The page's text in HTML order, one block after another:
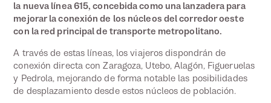
la nueva línea 615, concebida como una lanzadera para
mejorar la conexión de los núcleos del corredor oeste
con la red principal de transporte metropolitano.
A través de estas líneas, los viajeros dispondrán de
conexión directa con Zaragoza, Utebo, Alagón, Figueruelas
y Pedrola, mejorando de forma notable las posibilidades
de desplazamiento desde estos núcleos de población.